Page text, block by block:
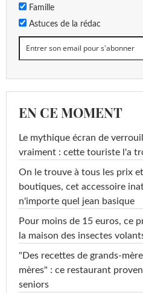
Famille
Astuces de la rédac
EN CE MOMENT
Le mythique écran de
vraiment : cette touriste l'a
On le trouve à tous les prix
boutiques, cet accessoire
n'importe quel jean basique
Pour moins de 15 euros, ce
la maison des insectes
"Des recettes de grands-
mères" : ce restaurant
seniors